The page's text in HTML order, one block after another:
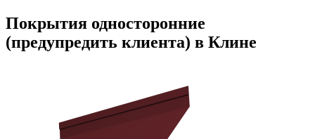
Покрытия односторонние
(предупредить клиента) в Клине